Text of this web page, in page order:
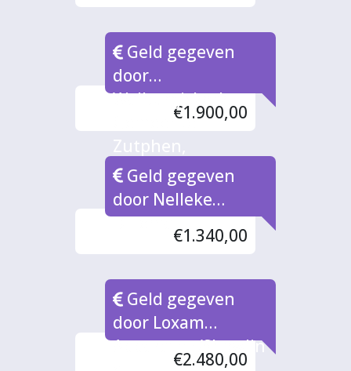
Geld gegeven
door
Walburgiskerk,
Gemeente
Proeflokalen
€1.900,00
Geld gegeven
door Nelleke
Dillema
€1.340,00
Geld gegeven
door Loxam
Apparaten/Showlin
€2.480,00